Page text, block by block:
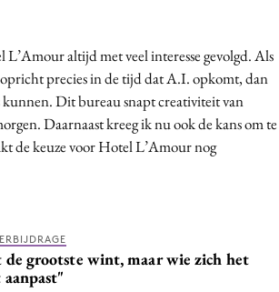
L’Amour altijd met veel interesse gevolgd. Als
precies in de tijd dat A.I. opkomt, dan
kunnen. Dit bureau snapt creativiteit van
Daarnaast kreeg ik nu ook de kans om te
de keuze voor Hotel L’Amour nog
grootste wint, maar wie zich het
aanpast"